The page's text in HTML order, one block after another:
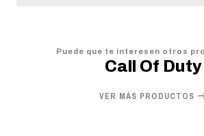
Puede que te interesen otros
Call Of Duty
VER MÁS PRODUCTOS